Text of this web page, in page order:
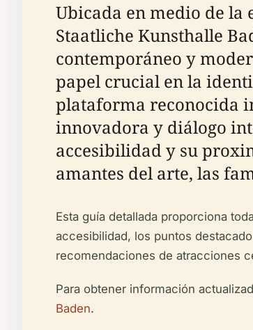
Ubicada en medio de la
Staatliche Kunsthalle
contemporáneo y
papel crucial en la
plataforma reconocida
innovadora y diálogo
accesibilidad y su
amantes del arte, las
Esta guía detallada proporciona
accesibilidad, los puntos
recomendaciones de atracciones
Para obtener información
Baden.